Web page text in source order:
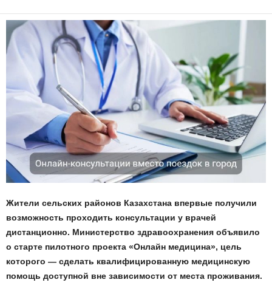
Жители сельских районов Казахстана впервые получили
возможность проходить консультации у врачей
дистанционно. Министерство здравоохранения объявило
о старте пилотного проекта «Онлайн медицина», цель
которого — сделать квалифицированную медицинскую
помощь доступной вне зависимости от места проживания.